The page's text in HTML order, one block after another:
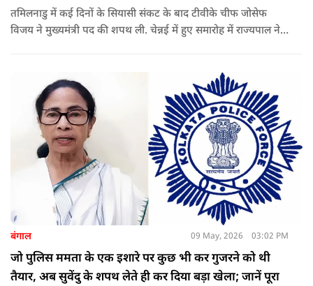
तमिलनाडु में कई दिनों के सियासी संकट के बाद टीवीके चीफ जोसेफ
विजय ने मुख्यमंत्री पद की शपथ ली. चेन्नई में हुए समारोह में राज्यपाल ने
बंगाल 09 May, 2026 03:02 PM
जो पुलिस ममता के एक इशारे पर कुछ भी कर गुजरने को थी
तैयार, अब सुवेंदु के शपथ लेते ही कर दिया बड़ा खेला; जानें पूरा